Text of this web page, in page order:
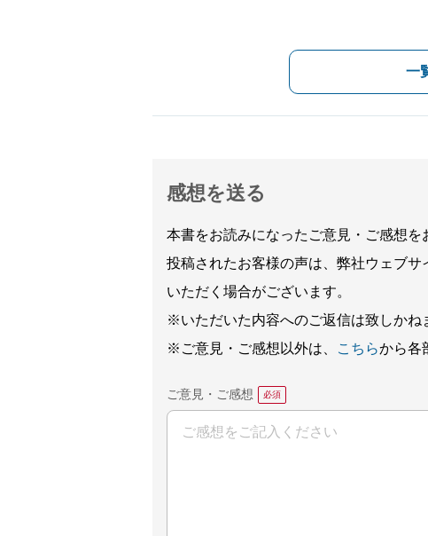
一
感想を送る
本書をお読みになったご意見・ご感想を
投稿されたお客様の声は、弊社ウェブ
いただく場合がございます。
※いただいた内容へのご返信は致しかね
※ご意見・ご感想以外は、
こちらから各
ご意見・ご感想